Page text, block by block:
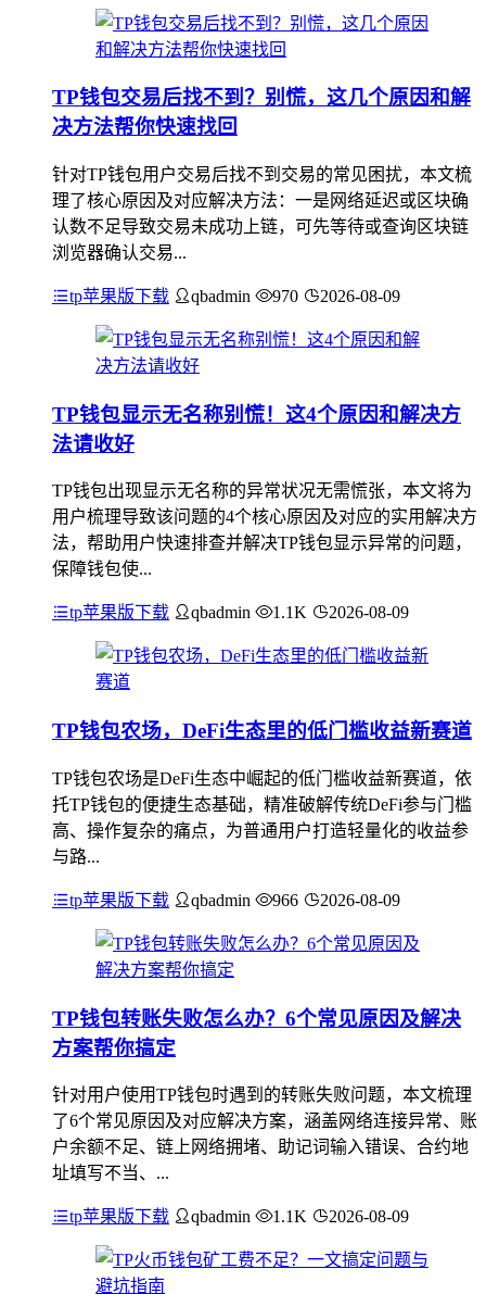
TP钱包交易后找不到？别慌，这几个原因和解
决方法帮你快速找回
针对TP钱包用户交易后找不到交易的常见困扰，本文梳
理了核心原因及对应解决方法：一是网络延迟或区块确
认数不足导致交易未成功上链，可先等待或查询区块链
浏览器确认交易...
tp苹果版下载 qbadmin 970 2026-08-09
TP钱包显示无名称别慌！这4个原因和解决方
法请收好
TP钱包出现显示无名称的异常状况无需慌张，本文将为
用户梳理导致该问题的4个核心原因及对应的实用解决方
法，帮助用户快速排查并解决TP钱包显示异常的问题，
保障钱包使...
tp苹果版下载 qbadmin 1.1K 2026-08-09
TP钱包农场，DeFi生态里的低门槛收益新赛道
TP钱包农场是DeFi生态中崛起的低门槛收益新赛道，依
托TP钱包的便捷生态基础，精准破解传统DeFi参与门槛
高、操作复杂的痛点，为普通用户打造轻量化的收益参
与路...
tp苹果版下载 qbadmin 966 2026-08-09
TP钱包转账失败怎么办？6个常见原因及解决
方案帮你搞定
针对用户使用TP钱包时遇到的转账失败问题，本文梳理
了6个常见原因及对应解决方案，涵盖网络连接异常、账
户余额不足、链上网络拥堵、助记词输入错误、合约地
址填写不当、...
tp苹果版下载 qbadmin 1.1K 2026-08-09